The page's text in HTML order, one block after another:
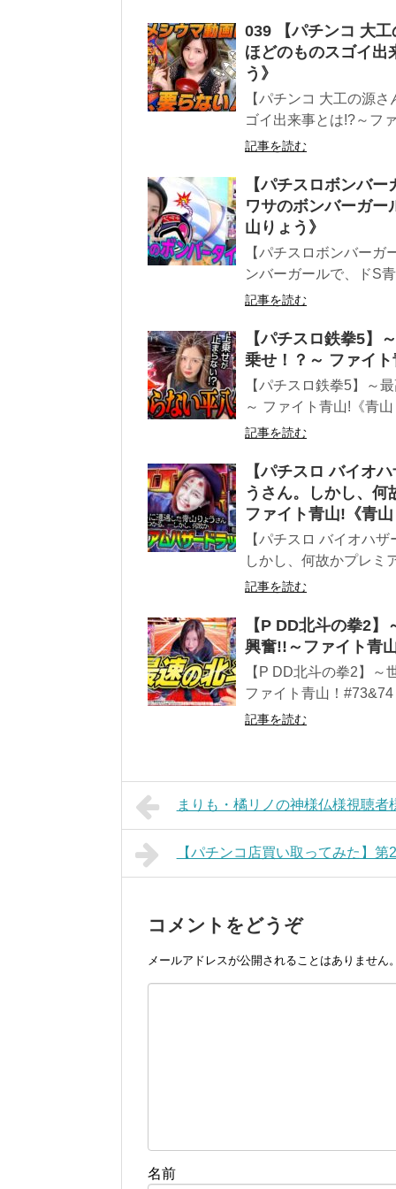
039 【パチンコ 大
ほどのものスゴイ出
う》
【パチンコ 大工の源
ゴイ出来事とは!?～フ
記事を読む
【パチスロボンバ
ワサのボンバーガ
山りょう》
【パチスロボンバー
ンバーガールで、ドS
記事を読む
【パチスロ鉄拳5】
乗せ！？～ ファイ
【パチスロ鉄拳5】～
～ ファイト青山!《青
記事を読む
【パチスロ バイオ
うさん。しかし、
ファイト青山!《青
【パチスロ バイオハ
しかし、何故かプレミ
記事を読む
【P DD北斗の拳2
興奮!!～ファイト青
【P DD北斗の拳2】
ファイト青山！
記事を読む
まりも・橘リノの神様仏様視聴
【パチンコ店買い取ってみた】
コメントをどうぞ
メールアドレスが公開されることはありません
名前